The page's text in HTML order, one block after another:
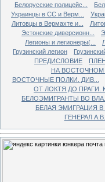
Белорусские полицейс...
Украинцы в СС и Верм...
Литовцы в Вермахте и...
Эстонские диверсионн...
Легионы и легионеры(...
Грузинский легион
ПРЕДИСЛОВИЕ
НА ВОСТОЧНОМ
ВОСТОЧНЫЕ ПОЛКИ. ДИВ...
ОТ ЛОКТЯ ДО ПРАГИ.
БЕЛОЭМИГРАНТЫ ВО ВЛА...
БЕЛАЯ ЭМИГРАЦИЯ В
ГЕНЕРАЛ